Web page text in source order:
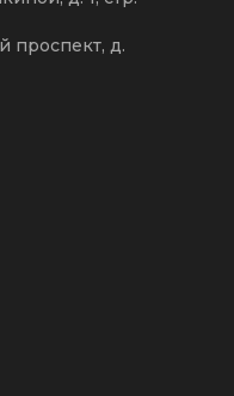
проспект, д.